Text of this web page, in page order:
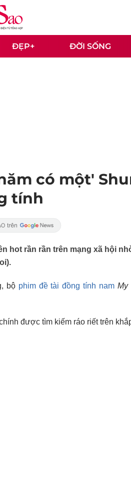
ĐẸP+ ĐỜI SỐNG
có một'
tính
hot rần rần trên mạng xã hội
bộ phim đề tài đồng tính nam My
được tìm kiếm ráo riết trên